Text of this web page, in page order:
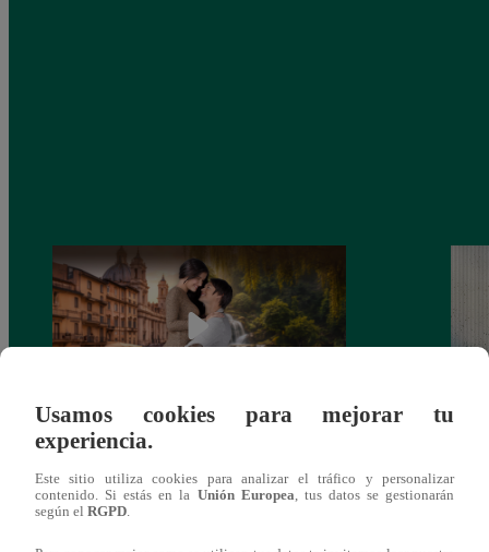
Latina estrenará el 28 de abril “Mi vida
eres tú”: una historia de cartas y amor que
lo cambiará todo
Usamos cookies para mejorar tu
experiencia.
Este sitio utiliza cookies para analizar el tráfico y personalizar
contenido. Si estás en la Unión Europea , tus datos se gestionarán
según el RGPD